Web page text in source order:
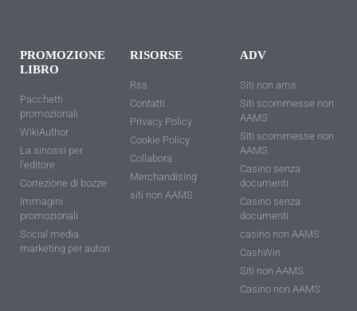
PROMOZIONE
LIBRO
Pacchetti
promozionali
WikiAuthor
La sinossi per
l'editore
Correzione di bozze
Immagini
promozionali
Social media
marketing per autori
RISORSE
Rss
Contatti
Privacy Policy
Cookie Policy
Collabora
Merchandising
siti non AAMS
ADV
Siti non ams
Siti scommesse non
AAMS
Siti scommesse non
AAMS
Casino senza
documenti
Casino senza
documenti
casino non AAMS
CashWin
Siti non AAMS
Casino non AAMS